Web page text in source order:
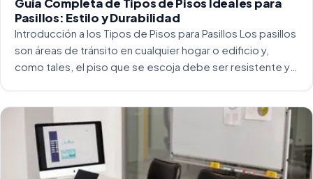
Guía Completa de Tipos de Pisos Ideales para
Pasillos: Estilo y Durabilidad
Introducción a los Tipos de Pisos para Pasillos Los pasillos
son áreas de tránsito en cualquier hogar o edificio y,
como tales, el piso que se escoja debe ser resistente y